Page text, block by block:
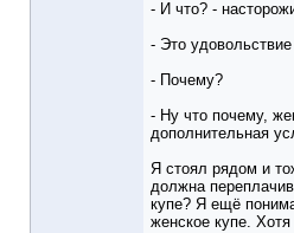
- И что? -
- Это
- Почему?
- Ну что почему,
дополнительная
Я стоял рядом и
должна
купе? Я ещё
женское купе.